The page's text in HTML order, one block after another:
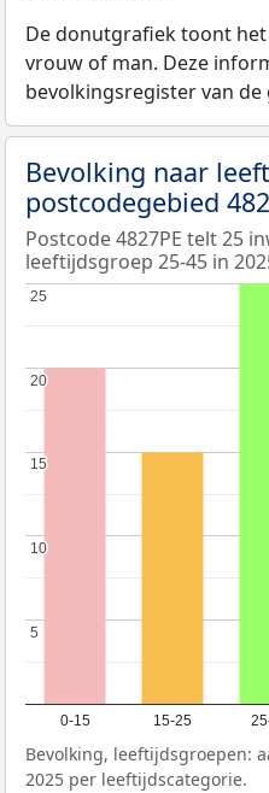
De donutgrafiek toont
vrouw of man. Deze
bevolkingsregister van de
Bevolking naar
postcodegebied
Postcode 4827PE telt 25
leeftijdsgroep 25-45 in
0-15 15-25
5
5
10
10
15
15
20
20
25
25
Bevolking, leeftijdsgroepen:
2025 per leeftijdscategorie.